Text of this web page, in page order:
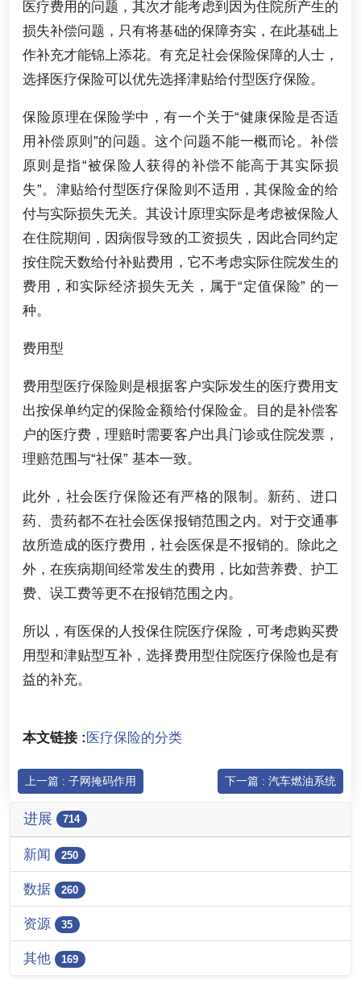
医疗费用的问题，其次才能考虑到因为住院所产生的
损失补偿问题，只有将基础的保障夯实，在此基础上
作补充才能锦上添花。有充足社会保险保障的人士，
选择医疗保险可以优先选择津贴给付型医疗保险。
保险原理在保险学中，有一个关于“健康保险是否适
用补偿原则”的问题。这个问题不能一概而论。补偿
原则是指“被保险人获得的补偿不能高于其实际损
失”。津贴给付型医疗保险则不适用，其保险金的给
付与实际损失无关。其设计原理实际是考虑被保险人
在住院期间，因病假导致的工资损失，因此合同约定
按住院天数给付补贴费用，它不考虑实际住院发生的
费用，和实际经济损失无关，属于“定值保险” 的一
种。
费用型
费用型医疗保险则是根据客户实际发生的医疗费用支
出按保单约定的保险金额给付保险金。目的是补偿客
户的医疗费，理赔时需要客户出具门诊或住院发票，
理赔范围与“社保” 基本一致。
此外，社会医疗保险还有严格的限制。新药、进口
药、贵药都不在社会医保报销范围之内。对于交通事
故所造成的医疗费用，社会医保是不报销的。除此之
外，在疾病期间经常发生的费用，比如营养费、护工
费、误工费等更不在报销范围之内。
所以，有医保的人投保住院医疗保险，可考虑购买费
用型和津贴型互补，选择费用型住院医疗保险也是有
益的补充。
本文链接 :医疗保险的分类
上一篇 : 子网掩码作用 下一篇 : 汽车燃油系统
进展 714
新闻 250
数据 260
资源 35
其他 169